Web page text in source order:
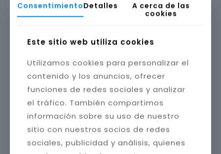
ConsentimientoDetalles
A cerca de las
cookies
Este sitio web utiliza cookies
Utilizamos cookies para personalizar el
contenido y los anuncios, ofrecer
funciones de redes sociales y analizar
el tráfico. También compartimos
información sobre su uso de nuestro
sitio con nuestros socios de redes
sociales, publicidad y análisis, quienes